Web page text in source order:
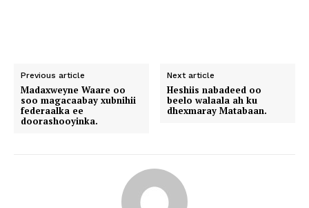
Previous article
Madaxweyne Waare oo
soo magacaabay xubnihii
federaalka ee
doorashooyinka.
Next article
Heshiis nabadeed oo
beelo walaala ah ku
dhexmaray Matabaan.